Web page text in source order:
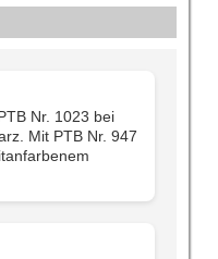
Nr. 1023 bei
Mit PTB Nr. 947